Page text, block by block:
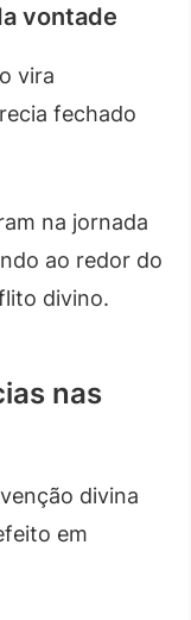
vontade
vira
fechado
na jornada
ao redor do
divino.
nas
divina
em